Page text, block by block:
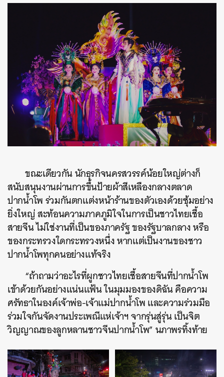
ขณะเดียวกัน นักธุรกิจนครสวรรค์น้อยใหญ่ต่างก็
สนับสนุนงานผ่านการขึ้นป้ายผ้าสีเหลืองกลางตลาด
ปากน้ำโพ ร่วมกันตกแต่งหน้าร้านของตัวเองด้วยซุ้มอย่าง
ยิ่งใหญ่ สะท้อนความภาคภูมิใจในการเป็นชาวไทยเชื้อ
สายจีน ไม่ใช่งานที่เป็นของภาครัฐ ของรัฐบาลกลาง หรือ
ของกระทรวงใดกระทรวงหนึ่ง หากแต่เป็นงานของชาว
ปากน้ำโพทุกคนอย่างแท้จริง
“ถ้าถามว่าอะไรที่ผูกชาวไทยเชื้อสายจีนที่ปากน้ำโพ
เข้าด้วยกันอย่างแน่นแฟ้น ในมุมมองของดิฉัน คือความ
ศรัทธาในองค์เจ้าพ่อ-เจ้าแม่ปากน้ำโพ และความร่วมมือ
ร่วมใจกันจัดงานประเพณีแห่เจ้าฯ จากรุ่นสู่รุ่น เป็นจิต
วิญญาณของลูกหลานชาวจีนปากน้ำโพ” นภาพรทิ้งท้าย